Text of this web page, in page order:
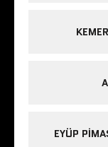
EYÜP